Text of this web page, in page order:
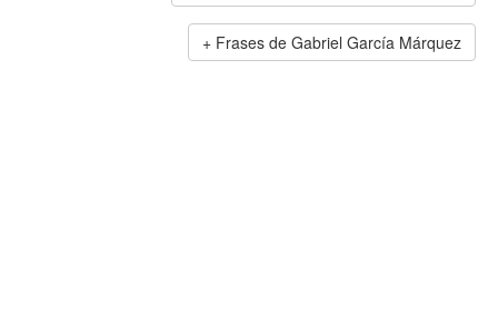
Frases de Gabriel García Márquez